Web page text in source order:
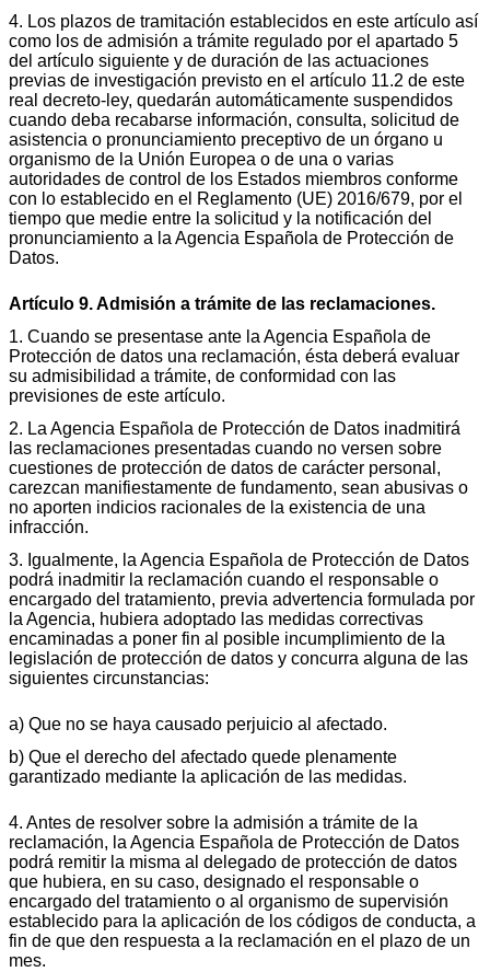
4. Los plazos de tramitación establecidos en este artículo así
como los de admisión a trámite regulado por el apartado 5
del artículo siguiente y de duración de las actuaciones
previas de investigación previsto en el artículo 11.2 de este
real decreto-ley, quedarán automáticamente suspendidos
cuando deba recabarse información, consulta, solicitud de
asistencia o pronunciamiento preceptivo de un órgano u
organismo de la Unión Europea o de una o varias
autoridades de control de los Estados miembros conforme
con lo establecido en el Reglamento (UE) 2016/679, por el
tiempo que medie entre la solicitud y la notificación del
pronunciamiento a la Agencia Española de Protección de
Datos.
Artículo 9. Admisión a trámite de las reclamaciones.
1. Cuando se presentase ante la Agencia Española de
Protección de datos una reclamación, ésta deberá evaluar
su admisibilidad a trámite, de conformidad con las
previsiones de este artículo.
2. La Agencia Española de Protección de Datos inadmitirá
las reclamaciones presentadas cuando no versen sobre
cuestiones de protección de datos de carácter personal,
carezcan manifiestamente de fundamento, sean abusivas o
no aporten indicios racionales de la existencia de una
infracción.
3. Igualmente, la Agencia Española de Protección de Datos
podrá inadmitir la reclamación cuando el responsable o
encargado del tratamiento, previa advertencia formulada por
la Agencia, hubiera adoptado las medidas correctivas
encaminadas a poner fin al posible incumplimiento de la
legislación de protección de datos y concurra alguna de las
siguientes circunstancias:
a) Que no se haya causado perjuicio al afectado.
b) Que el derecho del afectado quede plenamente
garantizado mediante la aplicación de las medidas.
4. Antes de resolver sobre la admisión a trámite de la
reclamación, la Agencia Española de Protección de Datos
podrá remitir la misma al delegado de protección de datos
que hubiera, en su caso, designado el responsable o
encargado del tratamiento o al organismo de supervisión
establecido para la aplicación de los códigos de conducta, a
fin de que den respuesta a la reclamación en el plazo de un
mes.